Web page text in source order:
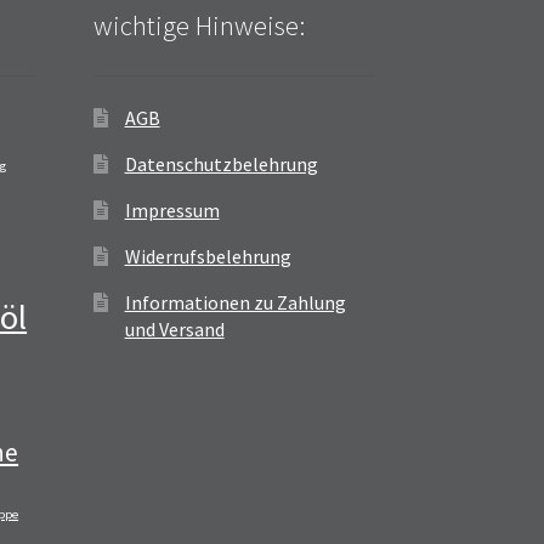
wichtige Hinweise:
AGB
Datenschutzbelehrung
Impressum
Widerrufsbelehrung
Informationen zu Zahlung
und Versand